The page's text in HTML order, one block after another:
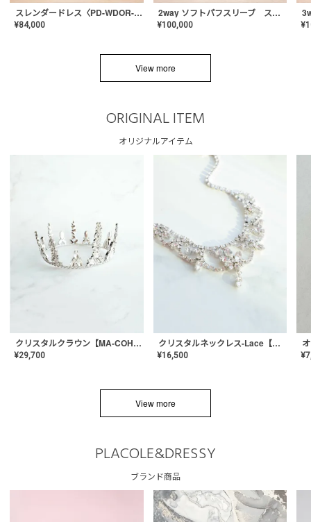
スレンダードレス〈PD-WDOR-2110〉
¥84,000
2way ソフトパフスリーブ スレンダードレス〈PD-WDOR-2112〉
¥100,000 ¥
View more
ORIGINAL ITEM
オリジナルアイテム
クリスタルクラウン【MA-COHD-01】韓国風クラウン/ウェディングクラウン/ティアラ
¥29,700
クリスタルネックレス-Lace【MA-CONL-02】
¥16,500 ¥
View more
PLACOLE&DRESSY
ブランド商品